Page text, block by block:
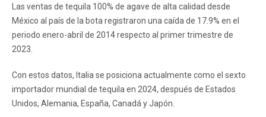
Las ventas de tequila 100% de agave de alta calidad desde
México al país de la bota registraron una caída de 17.9% en el
periodo enero-abril de 2014 respecto al primer trimestre de
2023.
Con estos datos, Italia se posiciona actualmente como el sexto
importador mundial de tequila en 2024, después de Estados
Unidos, Alemania, España, Canadá y Japón.